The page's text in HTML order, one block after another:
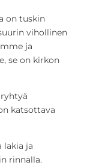
on tuskin
vihollinen
ja
se on kirkon
katsottava
lakia ja
rinnalla.